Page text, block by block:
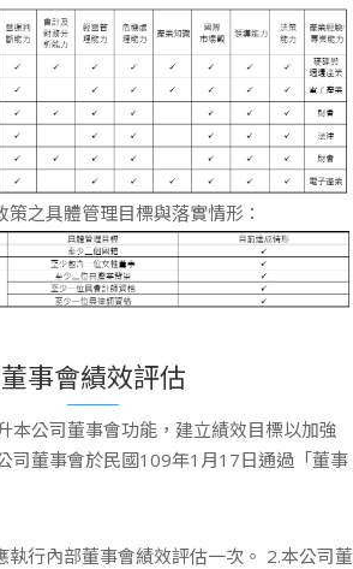
之具體管理目標與落實情形：
董事會績效評估
本公司董事會功能，建立績效目標以加強
司董事會於民國109年1月17日通過「董事
執行內部董事會績效評估一次。 2.本公司董